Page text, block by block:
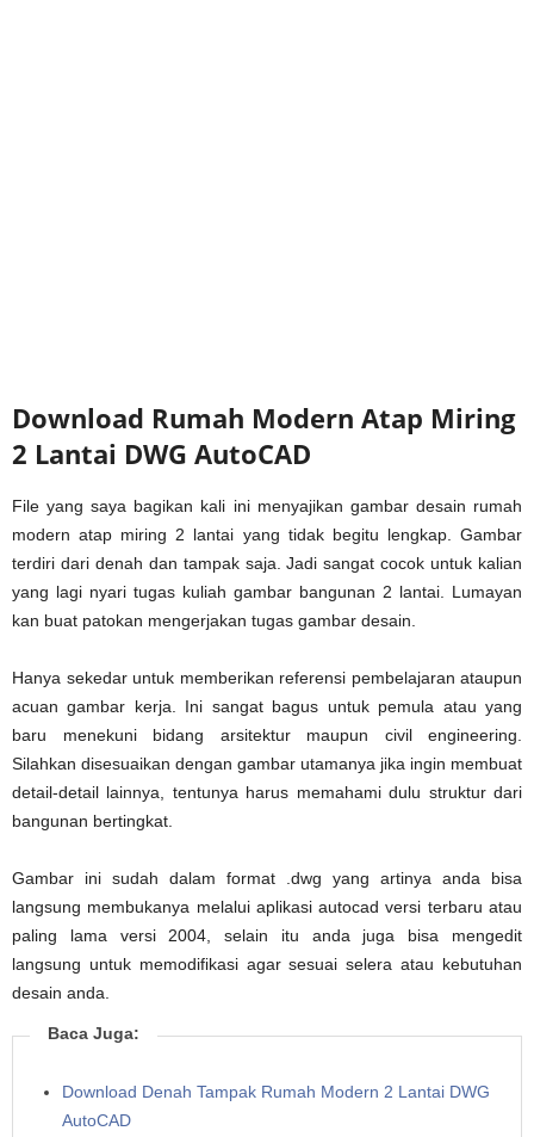
Download Rumah Modern Atap Miring
2 Lantai DWG AutoCAD
File yang saya bagikan kali ini menyajikan gambar desain rumah
modern atap miring 2 lantai yang tidak begitu lengkap. Gambar
terdiri dari denah dan tampak saja. Jadi sangat cocok untuk kalian
yang lagi nyari tugas kuliah gambar bangunan 2 lantai. Lumayan
kan buat patokan mengerjakan tugas gambar desain.
Hanya sekedar untuk memberikan referensi pembelajaran ataupun
acuan gambar kerja. Ini sangat bagus untuk pemula atau yang
baru menekuni bidang arsitektur maupun civil engineering.
Silahkan disesuaikan dengan gambar utamanya jika ingin membuat
detail-detail lainnya, tentunya harus memahami dulu struktur dari
bangunan bertingkat.
Gambar ini sudah dalam format .dwg yang artinya anda bisa
langsung membukanya melalui aplikasi autocad versi terbaru atau
paling lama versi 2004, selain itu anda juga bisa mengedit
langsung untuk memodifikasi agar sesuai selera atau kebutuhan
desain anda.
Baca Juga:
Download Denah Tampak Rumah Modern 2 Lantai DWG
AutoCAD